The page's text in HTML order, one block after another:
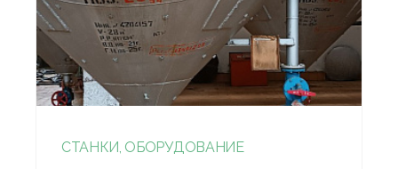
СТАНКИ, ОБОРУДОВАНИЕ